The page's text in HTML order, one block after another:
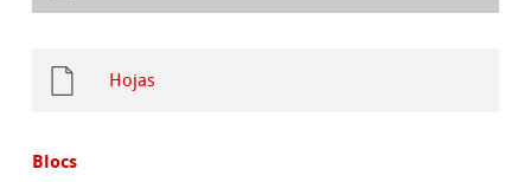
Hojas
Blocs